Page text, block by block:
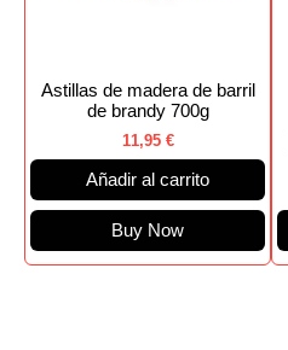
Astillas de madera de barril
de brandy 700g
11,95 €
Añadir al carrito
Buy Now